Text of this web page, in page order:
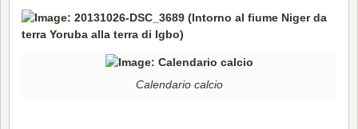
Calendario calcio